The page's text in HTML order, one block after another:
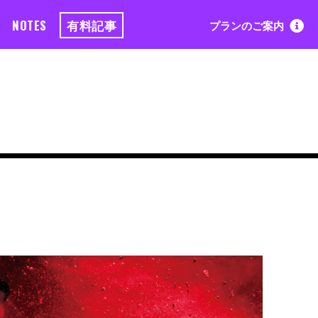
NOTES 有料記事 プランのご案内